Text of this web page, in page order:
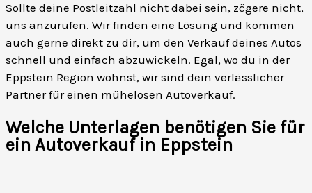
Sollte deine Postleitzahl nicht dabei sein, zögere nicht,
uns anzurufen. Wir finden eine Lösung und kommen
auch gerne direkt zu dir, um den Verkauf deines Autos
schnell und einfach abzuwickeln. Egal, wo du in der
Eppstein Region wohnst, wir sind dein verlässlicher
Partner für einen mühelosen Autoverkauf.
Welche Unterlagen benötigen Sie für
ein Autoverkauf in Eppstein